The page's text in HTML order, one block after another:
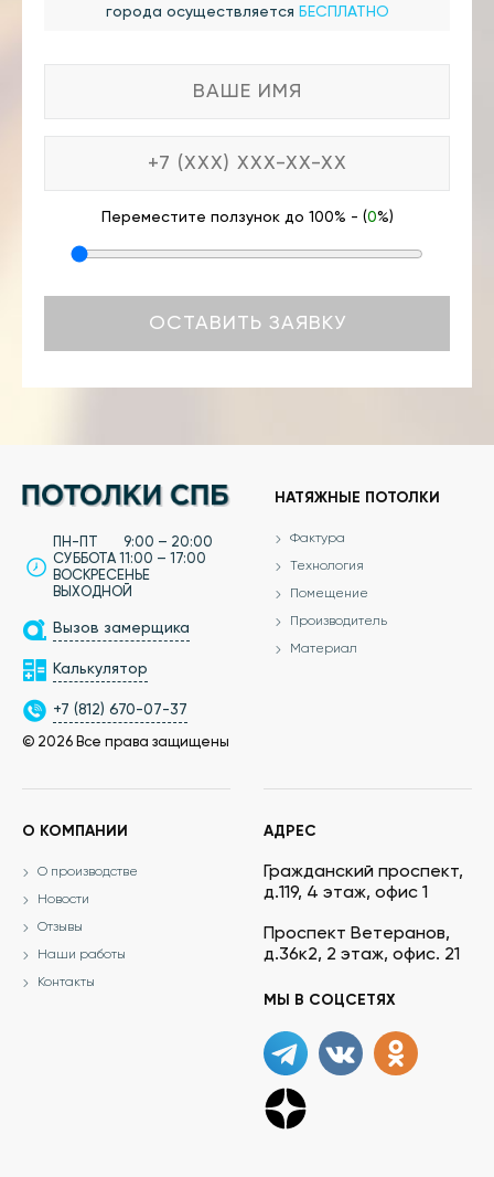
города осуществляется БЕСПЛАТНО
Переместите ползунок до 100% - (0%)
ПН-ПТ 9:00 – 20:00
СУББОТА 11:00 – 17:00
ВОСКРЕСЕНЬЕ
ВЫХОДНОЙ
Вызов замерщика
Калькулятор
+7 (812) 670-07-37
© 2026 Все права защищены
НАТЯЖНЫЕ ПОТОЛКИ
Фактура
Технология
Помещение
Производитель
Материал
О КОМПАНИИ
О производстве
Новости
Отзывы
Наши работы
Контакты
АДРЕС
Гражданский проспект,
д.119, 4 этаж, офис 1
Проспект Ветеранов,
д.36к2, 2 этаж, офис. 21
МЫ В СОЦСЕТЯХ